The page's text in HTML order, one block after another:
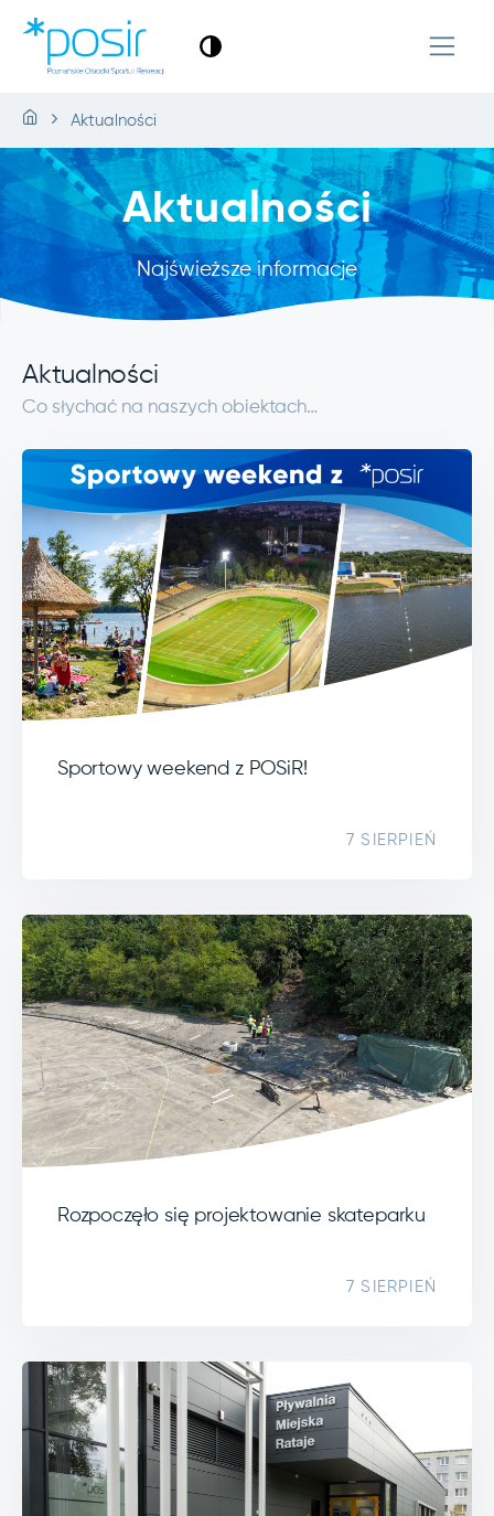
Aktualności
Aktualności
Najświeższe informacje
Aktualności
Co słychać na naszych obiektach…
Sportowy weekend z POSiR!
7 SIERPIEŃ
Rozpoczęło się projektowanie skateparku
7 SIERPIEŃ